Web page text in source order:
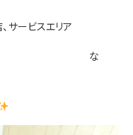
サービスエリア
施設 な